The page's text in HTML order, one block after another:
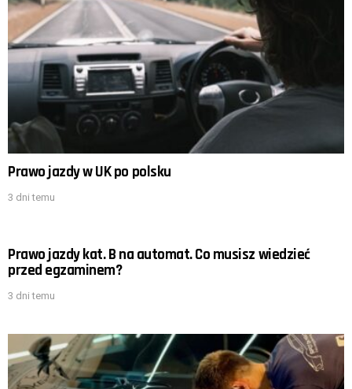
Prawo jazdy w UK po polsku
3 dni temu
Prawo jazdy kat. B na automat. Co musisz wiedzieć
przed egzaminem?
3 dni temu